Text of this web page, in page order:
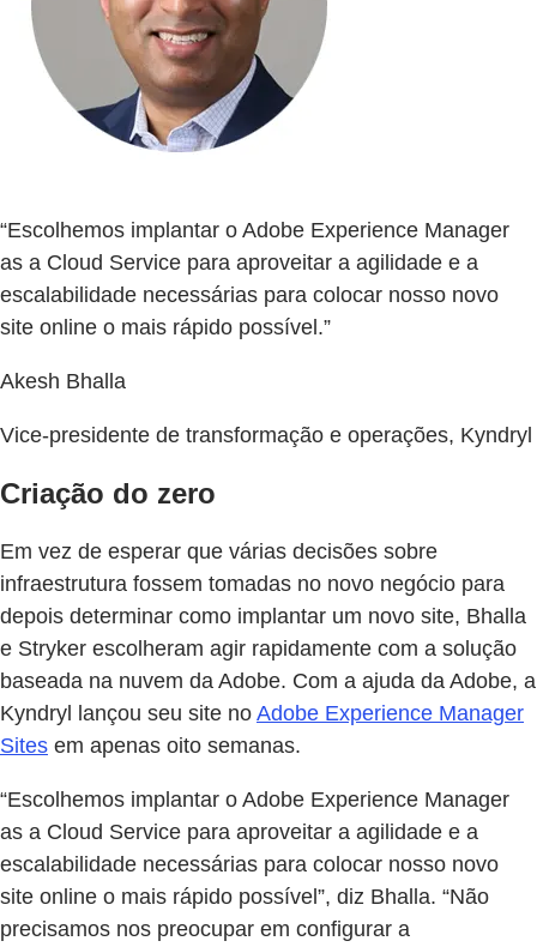
“Escolhemos implantar o Adobe Experience Manager
as a Cloud Service para aproveitar a agilidade e a
escalabilidade necessárias para colocar nosso novo
site online o mais rápido possível.”
Akesh Bhalla
Vice-presidente de transformação e operações, Kyndryl
Criação do zero
Em vez de esperar que várias decisões sobre
infraestrutura fossem tomadas no novo negócio para
depois determinar como implantar um novo site, Bhalla
e Stryker escolheram agir rapidamente com a solução
baseada na nuvem da Adobe. Com a ajuda da Adobe, a
Kyndryl lançou seu site no Adobe Experience Manager
Sites em apenas oito semanas.
“Escolhemos implantar o Adobe Experience Manager
as a Cloud Service para aproveitar a agilidade e a
escalabilidade necessárias para colocar nosso novo
site online o mais rápido possível”, diz Bhalla. “Não
precisamos nos preocupar em configurar a